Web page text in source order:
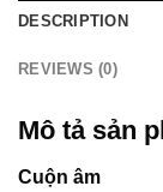
DESCRIPTION
REVIEWS (0)
Mô tả sản
Cuộn âm